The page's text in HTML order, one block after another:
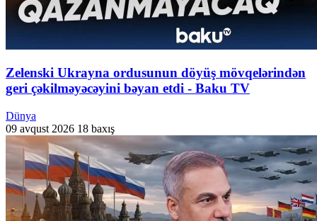
Zelenski Ukrayna ordusunun döyüş mövqelərindən
geri çəkilməyəcəyini bəyan etdi - Baku TV
Dünya
09 avqust 2026 18 baxış